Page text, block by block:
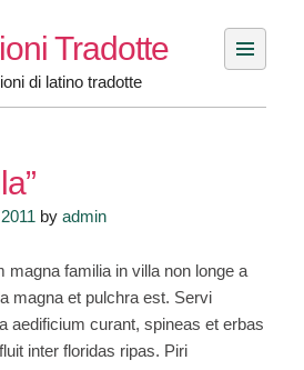
Tradotte
di latino tradotte
by admin
magna familia in villa non longe a
magna et pulchra est. Servi
aedificium curant, spineas et erbas
inter floridas ripas. Piri